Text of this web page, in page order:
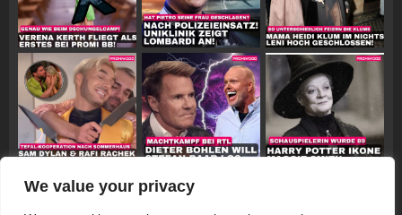
We value your privacy
Follow on Instagram